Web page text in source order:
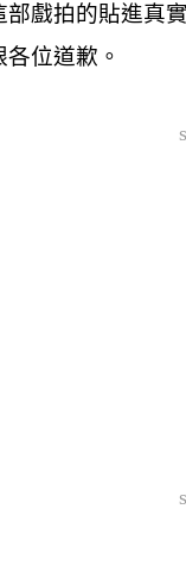
戲拍的貼進真
位道歉。